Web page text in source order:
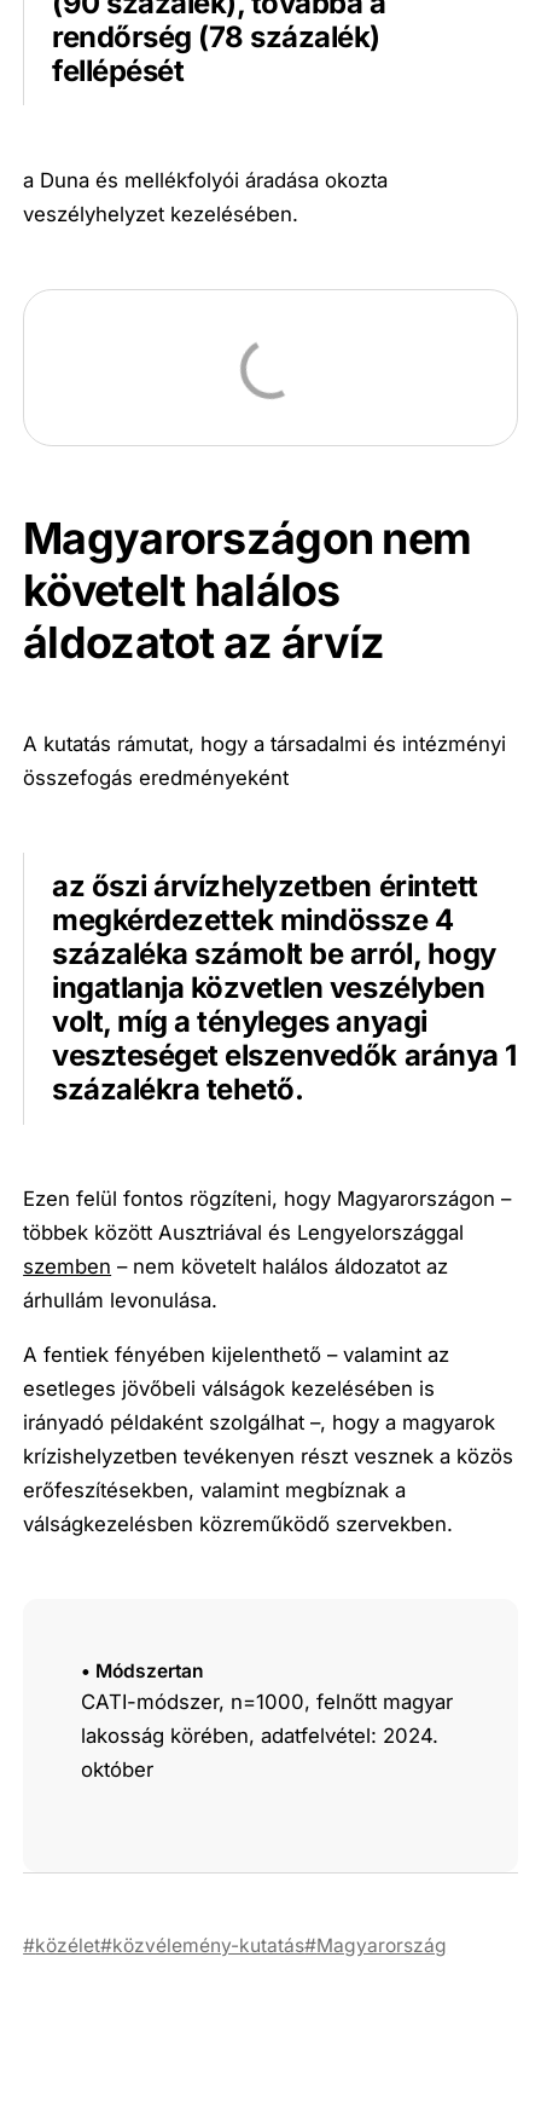
rendőrség (78 százalék)
fellépését
a Duna és mellékfolyói áradása okozta
veszélyhelyzet kezelésében.
Magyarországon nem
követelt halálos
áldozatot az árvíz
A kutatás rámutat, hogy a társadalmi és intézményi
összefogás eredményeként
az őszi árvízhelyzetben érintett
megkérdezettek mindössze 4
százaléka számolt be arról, hogy
ingatlanja közvetlen veszélyben
volt, míg a tényleges anyagi
veszteséget elszenvedők aránya 1
százalékra tehető.
Ezen felül fontos rögzíteni, hogy Magyarországon –
többek között Ausztriával és Lengyelországgal
szemben – nem követelt halálos áldozatot az
árhullám levonulása.
A fentiek fényében kijelenthető – valamint az
esetleges jövőbeli válságok kezelésében is
irányadó példaként szolgálhat –, hogy a magyarok
krízishelyzetben tevékenyen részt vesznek a közös
erőfeszítésekben, valamint megbíznak a
válságkezelésben közreműködő szervekben.
• Módszertan
CATI-módszer, n=1000, felnőtt magyar
lakosság körében, adatfelvétel: 2024.
október
közélet közvélemény-kutatás Magyarország